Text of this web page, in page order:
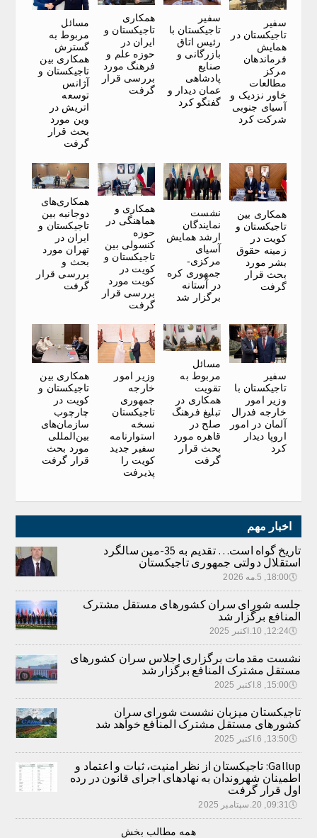
سفیر
تاجیکستان در
همایش
فرماندهان
مرکز
مطالعات
خاور نزدیک و
آسیای جنوبی
شرکت کرد
سفیر
تاجیکستان با
رئیس اتاق
بازرگانی و
صنایع
پادشاهی
عمان دیدار و
گفتگو کرد
همکاری
تاجیکستان و
ایران در
حوزه علم و
فرهنگ مورد
بررسی قرار
گرفت
مسائل
مربوط به
گسترش
همکاری بین
تاجیکستان و
آژانس
توسعه
اتریش در
وین مورد
بحث قرار
گرفت
همکاری بین
تاجیکستان و
کویت در
زمینه حقوق
بشر مورد
بحث قرار
گرفت
نشست
نمایندگان
ارشد همایش
آسیای
مرکزی-
جمهوری کره
در آستانه
برگزار شد
همکاری و
هماهنگی در
حوزه
کنسولی بین
تاجیکستان و
کویت در
کویت مورد
بررسی قرار
گرفت
همکاری‌های
دوجانبه بین
تاجیکستان و
ایران در
تهران مورد
بحث و
بررسی قرار
گرفت
سفیر
تاجیکستان با
وزیر امور
خارجه فدرال
آلمان در امور
اروپا دیدار
کرد
مسائل
مربوط به
تقویت
همکاری در
تبلیغ فرهنگ
صلح در
قاهره مورد
بحث قرار
گرفت
وزیر امور
خارجه
جمهوری
تاجیکستان
نسخه
استوارنامه
سفیر جدید
کویت را
پذیرفت
همکاری بین
تاجیکستان و
کویت در
چارچوب
سازمان‌های
بین‌المللی
مورد بحث
قرار گرفت
اخبار مهم
تاریخ گواه است… تقدیم به 35-مین سالگرد
استقلال دولتی جمهوری تاجیکستان
🕔18:00, 5.مه 2026
جلسه شورای سران کشورهای مستقل مشترک
المنافع برگزار شد
🕔12:24, 10.اکتبر 2025
نشست مقدمات برگزاری اجلاس سران کشورهای
مستقل مشترک المنافع برگزار شد
🕔15:00, 8.اکتبر 2025
تاجیکستان میزبان نشست شورای سران
کشورهای مستقل مشترک المنافع خواهد شد
🕔13:50, 6.اکتبر 2025
Gallup: تاجیکستان از نظر امنیت، ثبات و اعتماد و
اطمینان شهروندان به نهادهای اجرای قانون در رده
اول قرار گرفت
🕔09:31, 20.سپتامبر 2025
همه مطالب بخش